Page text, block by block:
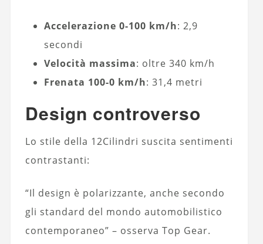
Accelerazione 0-100 km/h: 2,9
secondi
Velocità massima: oltre 340 km/h
Frenata 100-0 km/h: 31,4 metri
Design controverso
Lo stile della 12Cilindri suscita sentimenti
contrastanti:
“Il design è polarizzante, anche secondo
gli standard del mondo automobilistico
contemporaneo” – osserva Top Gear.